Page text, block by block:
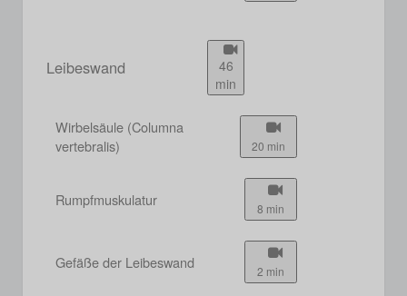
Leibeswand
46
min
Wirbelsäule (Columna
vertebralis)
20 min
Rumpfmuskulatur 8 min
Gefäße der Leibeswand 2 min